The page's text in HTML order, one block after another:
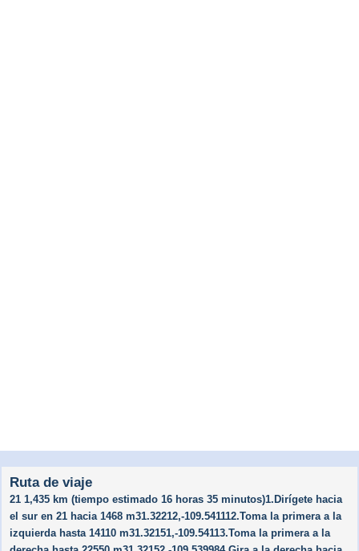
Ruta de viaje
21 1,435 km (tiempo estimado 16 horas 35 minutos)1.Dirígete hacia
el sur en 21 hacia 1468 m31.32212,-109.541112.Toma la primera a la
izquierda hasta 14110 m31.32151,-109.54113.Toma la primera a la